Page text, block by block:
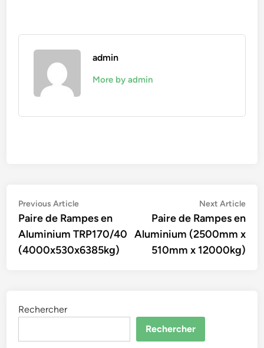
admin
More by admin
Navigation
de
l’article
Previous ArticlePrevious
article:
Paire de Rampes en
Aluminium TRP170/40
(4000x530x6385kg)
Next Article
Paire de Rampes en
Aluminium (2500mm x
510mm x 12000kg)
Rechercher
Rechercher